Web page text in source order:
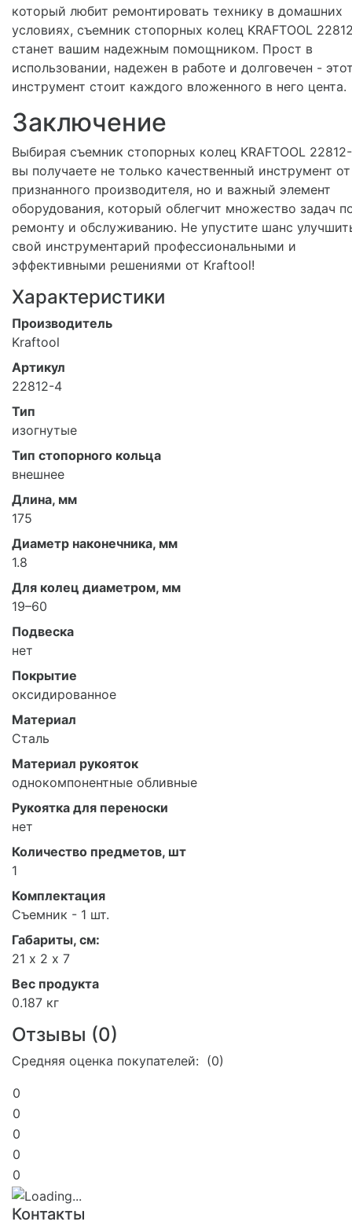
который любит ремонтировать технику в домашних
условиях, съемник стопорных колец KRAFTOOL
станет вашим надежным помощником. Прост в
использовании, надежен в работе и долговечен -
инструмент стоит каждого вложенного в него цента.
Заключение
Выбирая съемник стопорных колец KRAFTOOL
вы получаете не только качественный инструмент от
признанного производителя, но и важный элемент
оборудования, который облегчит множество задач
ремонту и обслуживанию. Не упустите шанс
свой инструментарий профессиональными и
эффективными решениями от Kraftool!
Характеристики
Производитель
Kraftool
Артикул
22812-4
Тип
изогнутые
Тип стопорного кольца
внешнее
Длина, мм
175
Диаметр наконечника, мм
1.8
Для колец диаметром, мм
19–60
Подвеска
нет
Покрытие
оксидированное
Материал
Сталь
Материал рукояток
однокомпонентные обливные
Рукоятка для переноски
нет
Количество предметов, шт
1
Комплектация
Съемник - 1 шт.
Габариты, см:
21 х 2 х 7
Вес продукта
0.187 кг
Отзывы (0)
Средняя оценка покупателей: (0)
0
0
0
0
0
Контакты